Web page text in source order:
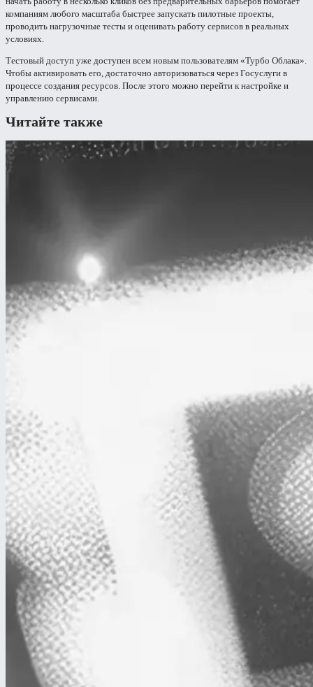
компаниям любого масштаба быстрее запускать пилотные проекты,
проводить нагрузочные тесты и оценивать работу сервисов в реальных
условиях.
Тестовый доступ уже доступен всем новым пользователям «Турбо Облака».
Чтобы активировать его, достаточно авторизоваться через Госуслуги в
процессе создания ресурсов. После этого можно перейти к настройке и
управлению сервисами.
Читайте также